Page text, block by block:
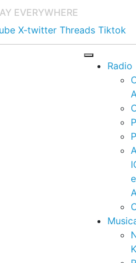
EVERYWHERE
X-twitter Threads Tiktok
Radio
e